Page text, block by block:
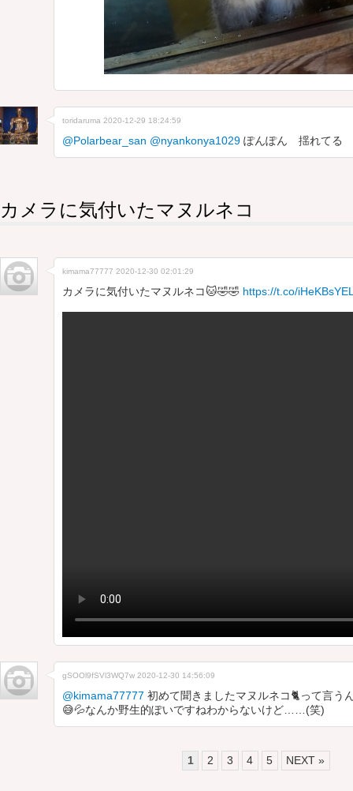
toridaruma 2020-12-29 18:24:59
@Polarbear_san @nyankonya1029 ぽんぽん 揺れてる
カメラに気付いたマヌルネコ
kimama77777 2020-12-30 02:01:29
カメラに気付いたマヌルネコ🐱🤣🤣 https://t.co/
gSOOl9fSVl3WQ7w 2020-12-30 14:56:09
@kimama77777 初めて聞きましたマヌルネコ🐈って言
😅💦なんか野生的ぽいですねわからないけど……(笑)
1 2 3 4 5 NEXT »